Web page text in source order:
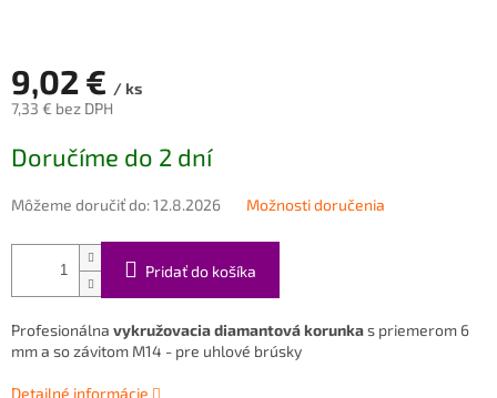
9,02 € / ks
7,33 € bez DPH
cena:
Doručíme do 2 dní
Môžeme doručiť do:12.8.2026 Možnosti doručenia
Pridať do košíka
Profesionálna vykružovacia diamantová korunkas priemerom 6
mm a so závitom M14 - pre uhlové brúsky
Detailné informácie